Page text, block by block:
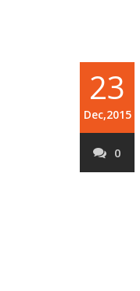
23
Dec,2015
0